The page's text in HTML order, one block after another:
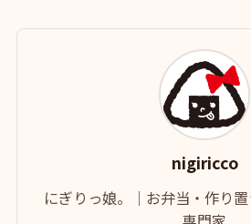
nigiricco
にぎりっ娘。｜お弁当・作り